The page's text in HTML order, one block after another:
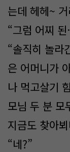
는데 헤헤~
“그럼 어찌
“솔직히 놀
은 어머니가
나 먹고살기
모님 두 분 모
지금도 찾아
“네?”